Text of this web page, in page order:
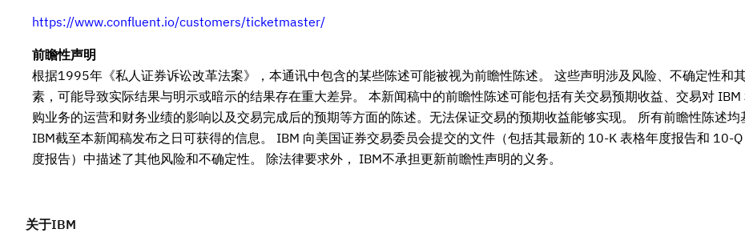
https://www.confluent.io/customers/ticketmaster/
前瞻性声明
根据1995年《私人证券诉讼改革法案》，本通讯中包含的某些陈述可能被视为前瞻性陈述。 这些声明涉及风险、不确定性和
素，可能导致实际结果与明示或暗示的结果存在重大差异。 本新闻稿中的前瞻性陈述可能包括有关交易预期收益、交易对 IBM
购业务的运营和财务业绩的影响以及交易完成后的预期等方面的陈述。无法保证交易的预期收益能够实现。 所有前瞻性陈述均
IBM截至本新闻稿发布之日可获得的信息。 IBM 向美国证券交易委员会提交的文件（包括其最新的 10-K 表格年度报告和 10-
度报告）中描述了其他风险和不确定性。 除法律要求外， IBM不承担更新前瞻性声明的义务。
关于IBM